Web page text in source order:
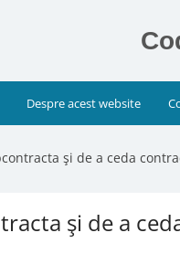
Despre acest website
şi de a ceda
şi de a